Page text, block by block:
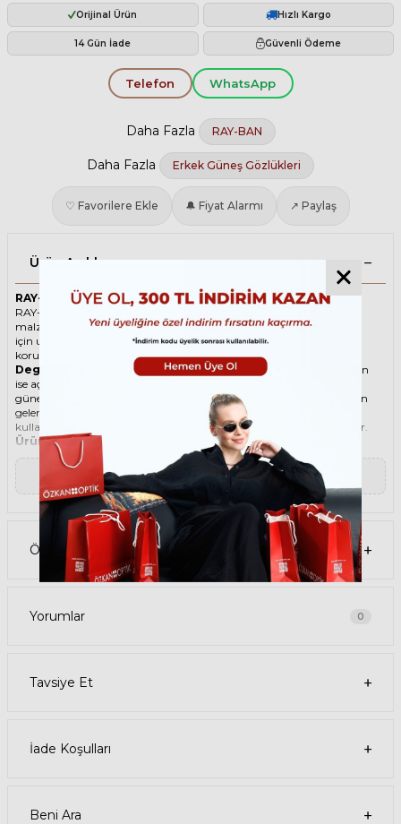
Orijinal Ürün Hızlı Kargo
14 Gün İade Güvenli Ödeme
Telefon WhatsApp
Daha Fazla RAY-BAN
Daha Fazla Erkek Güneş Gözlükleri
♡ Favorilere Ekle 🔔 Fiyat Alarmı ↗ Paylaş
Ürün Açıklaması
RAY-BAN 7683S 140285 55 Yeşil Unisex Güneş Gözlüğü
RAY-BAN ikonik Köşeli Asetat güneş gözlüğü, tarzı ve kaliteli
malzemesi ile göz alıcı bir aksesuar. Hem erkekler hem de kadınlar
için uygun olan bu güneş gözlüğü, güneşin zararlı ışınlarından
korunmanızı sağlarken, stilinizi de yansıtır.
Degradeli güneş gözlüğü, camın üst kısmının koyu, alt kısmının
ise açık renkli olduğu bir güneş gözlüğü türüdür. Bu sayede, hem
güneş ışınlarının yüzünüze çarpmasını engeller hem de alt kısımdan
gelen ışığı daha net görmenizi sağlar. Degradeli güneş gözlüğü
kullanmak, hem görüş kalitenizi artırır hem de göz sağlığınızı korur.
Ürün Faydaları
• RAY-BAN 7683S 140285 55 Yeşil Unisex güneş gözlüğü, yüksek
kaliteli Asetat çerçeveye ve Mineral lense sahiptir. Bu malzemeler,
güneş gözlüğünüzün uzun ömürlü, dayanıklı ve konforlu olmasını
sağlar.
• RAY-BAN 7683S 140285 55 Unisex Yeşil güneş gözlüğü, %100 UV
koruması sunar. Bu sayede, gözlerinizi güneşin zararlı ışınlarından
korur ve göz sağlığınızı korur. Yeşil cam rengi, ışığı dengeli bir şekilde
filtreler ve her ortamda rahat bir görüş sağlar.
Paket İçeriği
• RAY-BAN 7683S 140285 55 Yeşil Unisex Güneş Gözlüğü
• Gözlük temizleme spreyi
Güneş gözlüğünüzü, yüz şeklinize uygun bir şekilde takın ve burun
kombinleyebilirsiniz. Güneş gözlüğünüz hem spor hem de klasik
tarzlarla uyum sağlar. Güneş gözlüğünüzü, tişört, kot, ceket, elbise,
durumu sınırlıdır, elinizi çabuk tutun. Ürünü sepetinize ekleyerek
▼ Devamını Oku
Ödeme Seçenekleri
Yorumlar 0
Tavsiye Et
İade Koşulları
Beni Ara